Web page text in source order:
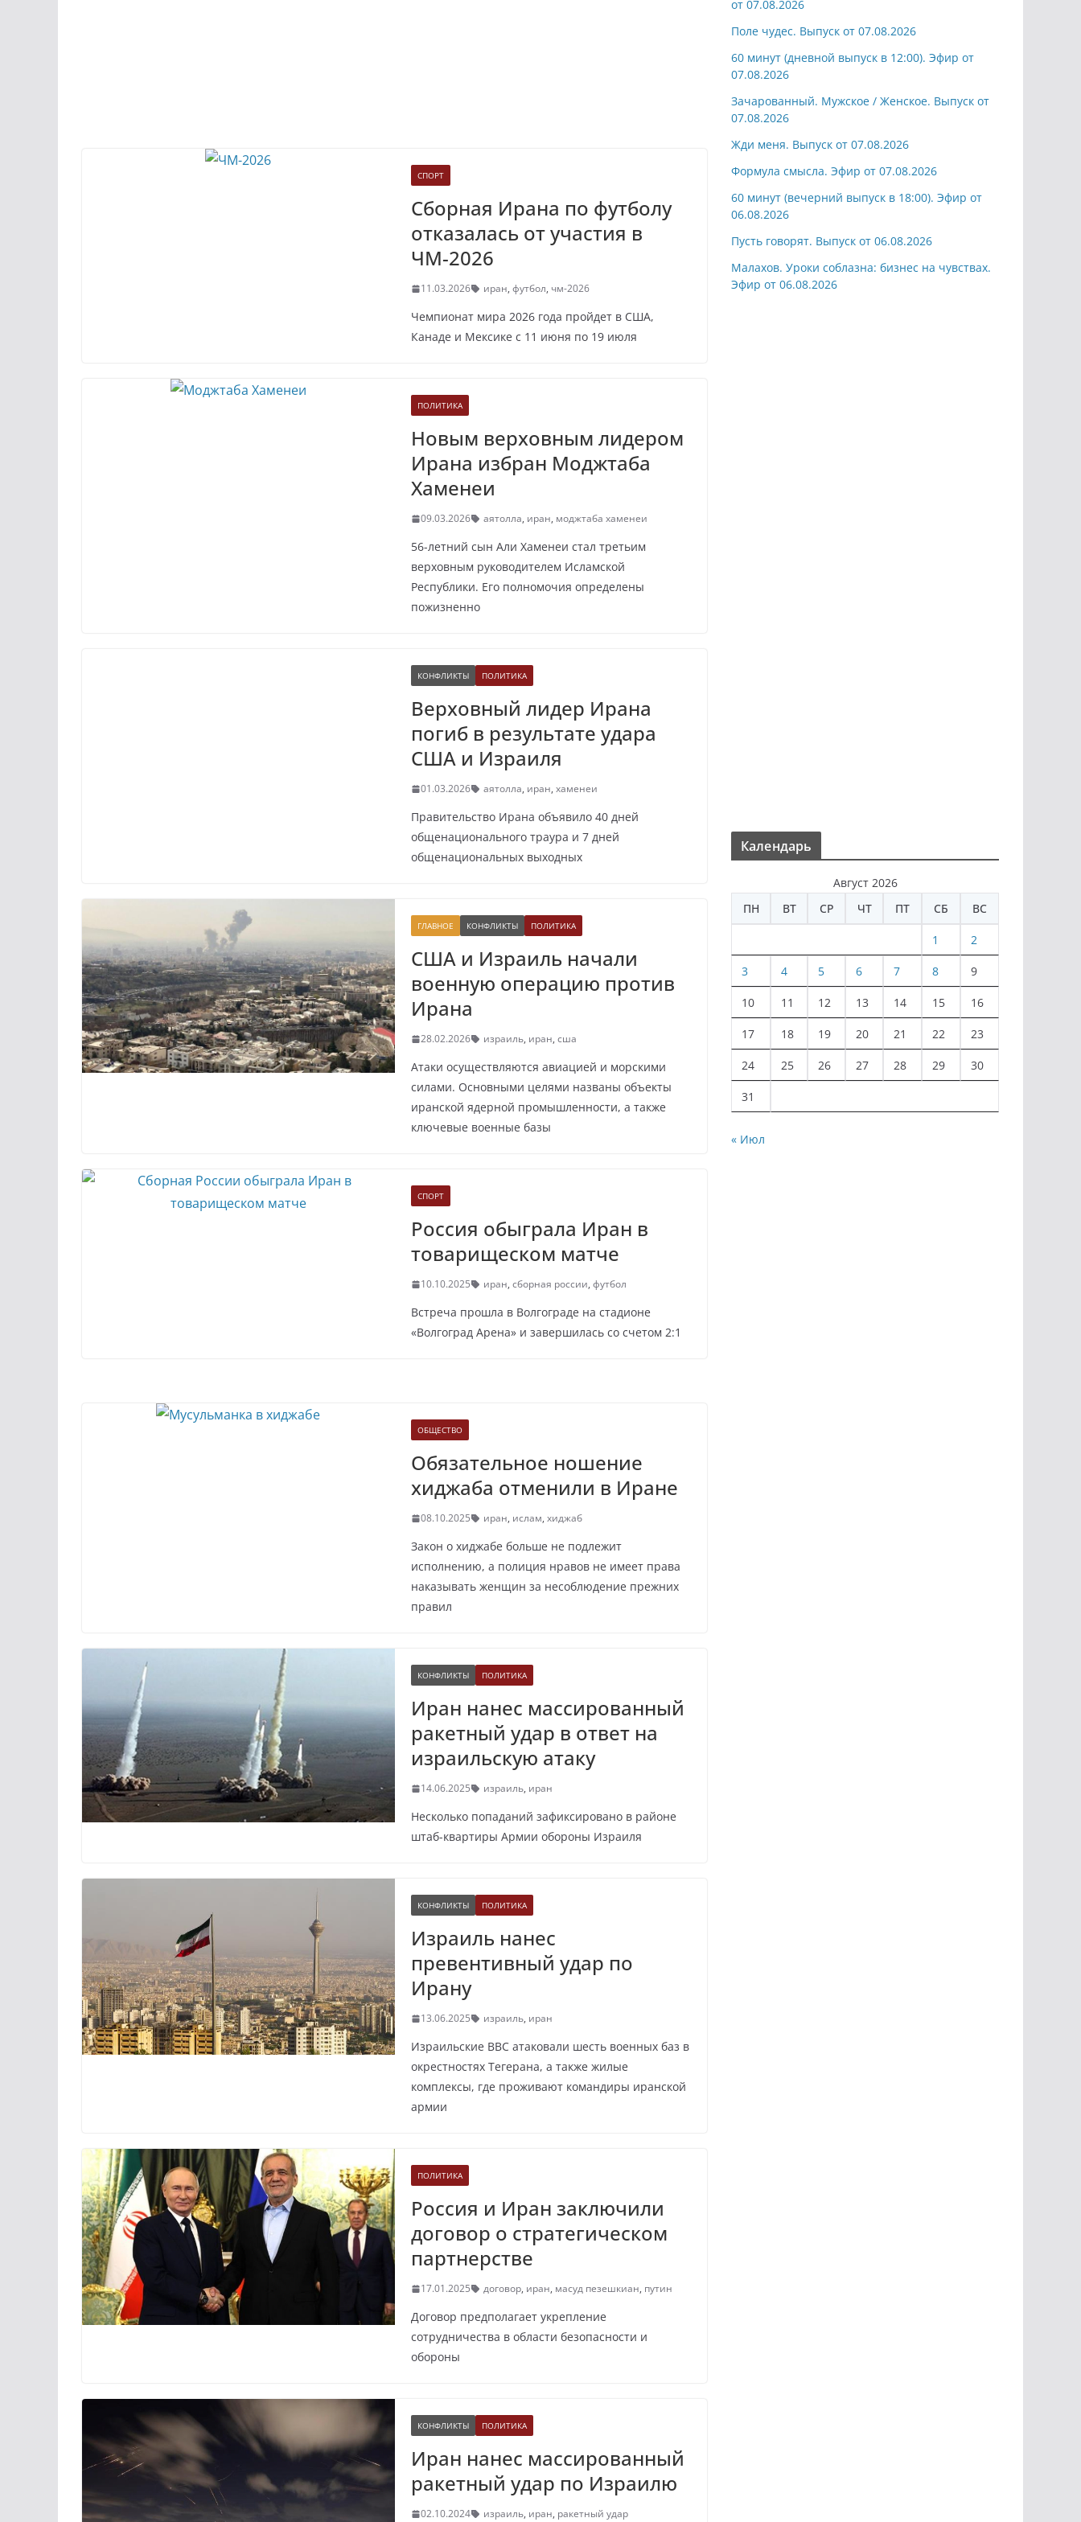
СПОРТ
Сборная Ирана по футболу
отказалась от участия в
ЧМ-2026
11.03.2026 иран, футбол, чм-2026
Чемпионат мира 2026 года пройдет в США,
Канаде и Мексике с 11 июня по 19 июля
ПОЛИТИКА
Новым верховным лидером
Ирана избран Моджтаба
Хаменеи
09.03.2026 аятолла, иран, моджтаба хаменеи
56-летний сын Али Хаменеи стал третьим
верховным руководителем Исламской
Республики. Его полномочия определены
пожизненно
КОНФЛИКТЫ ПОЛИТИКА
Верховный лидер Ирана
погиб в результате удара
США и Израиля
01.03.2026 аятолла, иран, хаменеи
Правительство Ирана объявило 40 дней
общенационального траура и 7 дней
общенациональных выходных
ГЛАВНОЕ КОНФЛИКТЫ ПОЛИТИКА
США и Израиль начали
военную операцию против
Ирана
28.02.2026 израиль, иран, сша
Атаки осуществляются авиацией и морскими
силами. Основными целями названы объекты
иранской ядерной промышленности, а также
ключевые военные базы
СПОРТ
Россия обыграла Иран в
товарищеском матче
10.10.2025 иран, сборная россии, футбол
Встреча прошла в Волгограде на стадионе
«Волгоград Арена» и завершилась со счетом 2:1
ОБЩЕСТВО
Обязательное ношение
хиджаба отменили в Иране
08.10.2025 иран, ислам, хиджаб
Закон о хиджабе больше не подлежит
исполнению, а полиция нравов не имеет права
наказывать женщин за несоблюдение прежних
правил
КОНФЛИКТЫ ПОЛИТИКА
Иран нанес массированный
ракетный удар в ответ на
израильскую атаку
14.06.2025 израиль, иран
Несколько попаданий зафиксировано в районе
штаб-квартиры Армии обороны Израиля
КОНФЛИКТЫ ПОЛИТИКА
Израиль нанес
превентивный удар по
Ирану
13.06.2025 израиль, иран
Израильские ВВС атаковали шесть военных баз в
окрестностях Тегерана, а также жилые
комплексы, где проживают командиры иранской
армии
ПОЛИТИКА
Россия и Иран заключили
договор о стратегическом
партнерстве
17.01.2025 договор, иран, масуд пезешкиан, путин
Договор предполагает укрепление
сотрудничества в области безопасности и
обороны
КОНФЛИКТЫ ПОЛИТИКА
Иран нанес массированный
ракетный удар по Израилю
02.10.2024 израиль, иран, ракетный удар
от 07.08.2026
Поле чудес. Выпуск от 07.08.2026
60 минут (дневной выпуск в 12:00). Эфир от
07.08.2026
Зачарованный. Мужское / Женское. Выпуск от
07.08.2026
Жди меня. Выпуск от 07.08.2026
Формула смысла. Эфир от 07.08.2026
60 минут (вечерний выпуск в 18:00). Эфир от
06.08.2026
Пусть говорят. Выпуск от 06.08.2026
Малахов. Уроки соблазна: бизнес на чувствах.
Эфир от 06.08.2026
Календарь
Август 2026
ПН
ВТ СР ЧТ ПТ СБ ВС
1 2
3 4 5 6 7 8 9
10 11 12 13 14 15 16
17 18 19 20 21 22 23
24 25 26 27 28 29 30
31
« Июл